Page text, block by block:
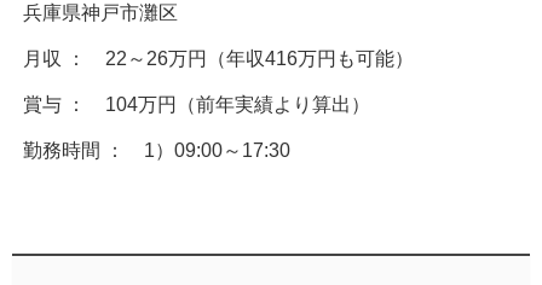
兵庫県神戸市灘区
月収 ： 22～26万円（年収416万円も可能）
賞与 ： 104万円（前年実績より算出）
勤務時間 ： 1）09:00～17:30